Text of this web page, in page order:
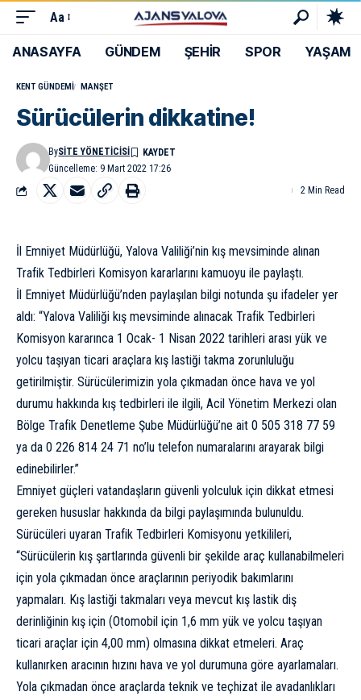
Aa
ANASAYFA GÜNDEM ŞEHİR SPOR YAŞAM
KENT GÜNDEMI MANŞET
Sürücülerin dikkatine!
Güncelleme: 9 Mart 2022 17:26
BySITE YÖNETICISI
2 Min Read
İl Emniyet Müdürlüğü, Yalova Valiliği’nin kış mevsiminde alınan
Trafik Tedbirleri Komisyon kararlarını kamuoyu ile paylaştı.
İl Emniyet Müdürlüğü’nden paylaşılan bilgi notunda şu ifadeler yer
aldı: “Yalova Valiliği kış mevsiminde alınacak Trafik Tedbirleri
Komisyon kararınca 1 Ocak- 1 Nisan 2022 tarihleri arası yük ve
yolcu taşıyan ticari araçlara kış lastiği takma zorunluluğu
getirilmiştir. Sürücülerimizin yola çıkmadan önce hava ve yol
durumu hakkında kış tedbirleri ile ilgili, Acil Yönetim Merkezi olan
Bölge Trafik Denetleme Şube Müdürlüğü’ne ait 0 505 318 77 59
ya da 0 226 814 24 71 no’lu telefon numaralarını arayarak bilgi
edinebilirler.”
Emniyet güçleri vatandaşların güvenli yolculuk için dikkat etmesi
gereken hususlar hakkında da bilgi paylaşımında bulunuldu.
Sürücüleri uyaran Trafik Tedbirleri Komisyonu yetkilileri,
“Sürücülerin kış şartlarında güvenli bir şekilde araç kullanabilmeleri
için yola çıkmadan önce araçlarının periyodik bakımlarını
yapmaları. Kış lastiği takmaları veya mevcut kış lastik diş
derinliğinin kış için (Otomobil için 1,6 mm yük ve yolcu taşıyan
ticari araçlar için 4,00 mm) olmasına dikkat etmeleri. Araç
kullanırken aracının hızını hava ve yol durumuna göre ayarlamaları.
Yola çıkmadan önce araçlarda teknik ve teçhizat ile avadanlıkları